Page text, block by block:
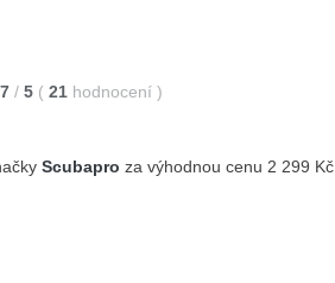
/ 5 ( 21 hodnocení)
Scubapro za výhodnou cenu 2 299 Kč.